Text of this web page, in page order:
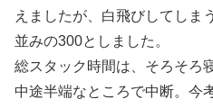
えましたが、白飛びしてしま
並みの300としました。
総スタック時間は、そろそろ
中途半端なところで中断。今